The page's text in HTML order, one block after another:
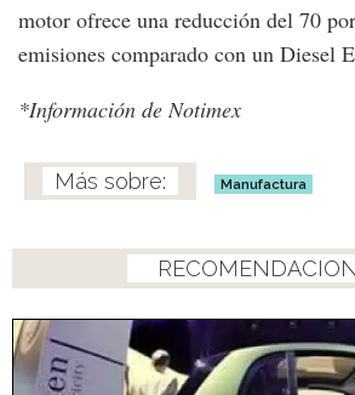
motor ofrece una reducción del 70
emisiones comparado con un Diesel
*Información de Notimex
Manufactura